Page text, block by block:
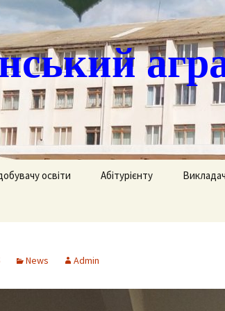
акредитацію освітньо-
професійних програм
освіти Абітурієнту
News Admin